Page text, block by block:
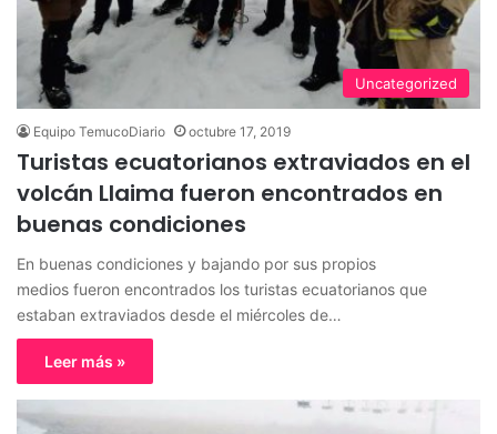
Uncategorized
Equipo TemucoDiario octubre 17, 2019
Turistas ecuatorianos extraviados en el
volcán Llaima fueron encontrados en
buenas condiciones
En buenas condiciones y bajando por sus propios
medios fueron encontrados los turistas ecuatorianos que
estaban extraviados desde el miércoles de…
Leer más »